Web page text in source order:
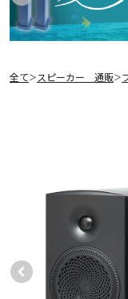
全て＞ スピーカー 通販＞